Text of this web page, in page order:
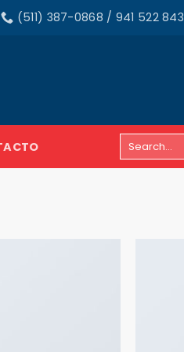
(511) 387-0868 / 941 522 843